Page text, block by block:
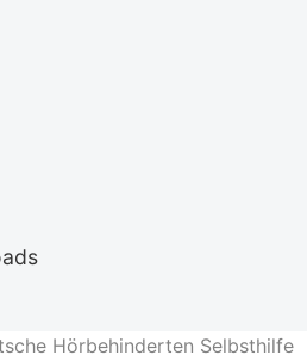
Hörbehinderten Selbsthilfe